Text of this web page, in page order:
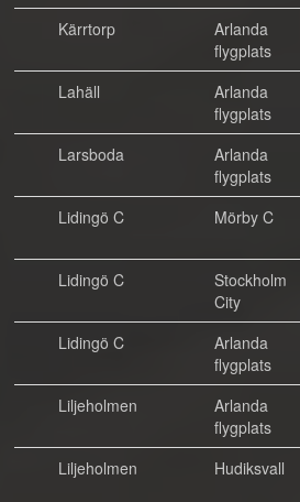
Kärrtorp
Arlanda
flygplats
Lahäll
Arlanda
flygplats
Larsboda
Arlanda
flygplats
Lidingö C
Mörby C
Lidingö C
Stockholm
City
Lidingö C
Arlanda
flygplats
Liljeholmen
Arlanda
flygplats
Liljeholmen
Hudiksvall